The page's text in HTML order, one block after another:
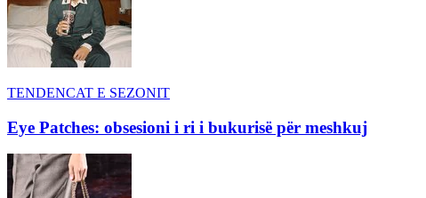
TENDENCAT E SEZONIT
Eye Patches: obsesioni i ri i bukurisë për meshkuj